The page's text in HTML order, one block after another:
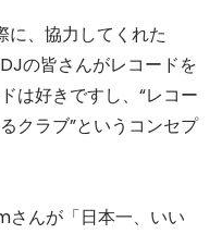
に、協力してくれた
の皆さんがレコードを
は好きですし、“レコー
クラブ”というコンセプ
んが「日本一、いい